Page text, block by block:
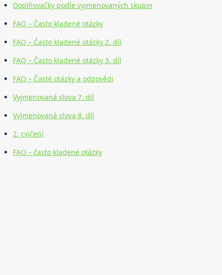
Doplňovačky podle vyjmenovaných skupin
FAQ – Často kladené otázky
FAQ – Často kladené otázky 2. díl
FAQ – Často kladené otázky 3. díl
FAQ – Časté otázky a odpovědi
Vyjmenovaná slova 7. díl
Vyjmenovaná slova 8. díl
2. cvičení
FAQ – často kladené otázky